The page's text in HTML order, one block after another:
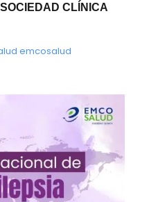
CLÍNICA
emcosalud